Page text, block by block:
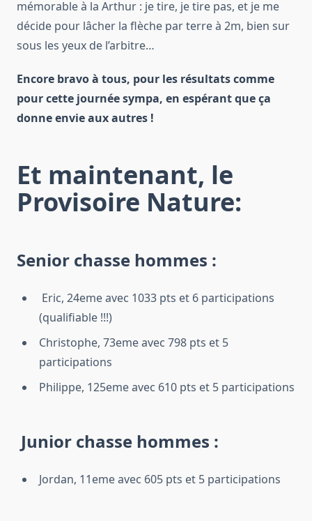
mémorable à la Arthur : je tire, je tire pas, et je me
décide pour lâcher la flèche par terre à 2m, bien sur
sous les yeux de l’arbitre…
Encore bravo à tous, pour les résultats comme
pour cette journée sympa, en espérant que ça
donne envie aux autres !
Et maintenant, le
Provisoire Nature:
Senior chasse hommes :
Eric, 24eme avec 1033 pts et 6 participations
(qualifiable !!!)
Christophe, 73eme avec 798 pts et 5
participations
Philippe, 125eme avec 610 pts et 5 participations
Junior chasse hommes :
Jordan, 11eme avec 605 pts et 5 participations